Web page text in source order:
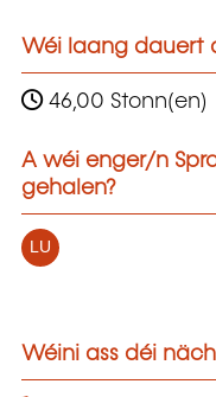
Wéi laang dauert
46,00 Stonn(en)
A wéi enger/n
gehalen?
LU
Wéini ass déi